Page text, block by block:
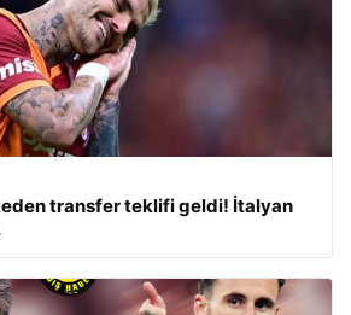
transfer teklifi geldi! İtalyan